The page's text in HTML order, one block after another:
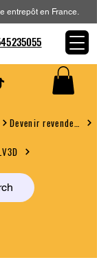
entrepôt en France.